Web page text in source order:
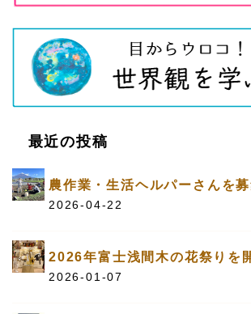
最近の投稿
農作業・生活ヘルパーさんを
2026-04-22
2026年富士浅間木の花祭りを
2026-01-07